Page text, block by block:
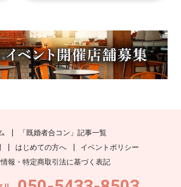
「既婚者合コン」記事一覧
はじめての方へ
イベントポリシー
報・特定商取引法に基づく表記